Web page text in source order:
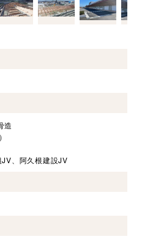
便り
造
、阿久根建設JV